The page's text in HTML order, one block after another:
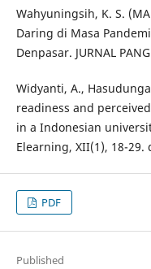
Wahyuningsih, K. S.
Daring di Masa
Denpasar. JURNAL
Widyanti, A.,
readiness and
in a Indonesian
Elearning, XII(1), 18-29.
PDF
Published